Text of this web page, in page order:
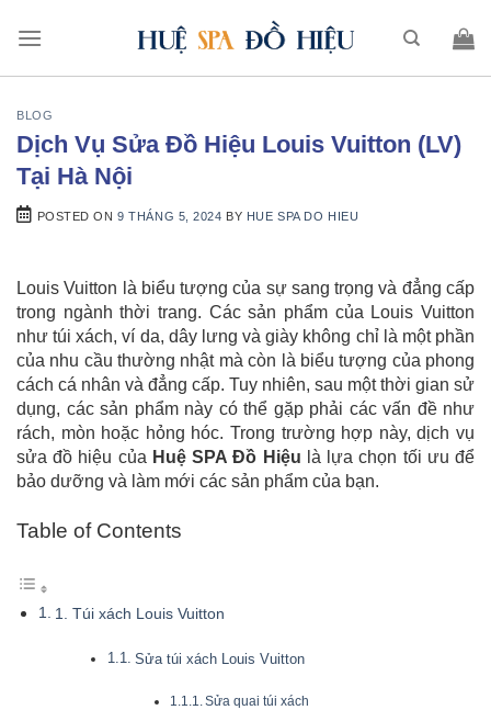
BLOG
Dịch Vụ Sửa Đồ Hiệu Louis Vuitton (LV)
Tại Hà Nội
POSTED ON9 THÁNG 5, 2024 BY HUE SPA DO HIEU
Louis Vuitton là biểu tượng của sự sang trọng và đẳng cấp
trong ngành thời trang. Các sản phẩm của Louis Vuitton
như túi xách, ví da, dây lưng và giày không chỉ là một phần
của nhu cầu thường nhật mà còn là biểu tượng của phong
cách cá nhân và đẳng cấp. Tuy nhiên, sau một thời gian sử
dụng, các sản phẩm này có thể gặp phải các vấn đề như
rách, mòn hoặc hỏng hóc. Trong trường hợp này, dịch vụ
sửa đồ hiệu của Huệ SPA Đồ Hiệu là lựa chọn tối ưu để
bảo dưỡng và làm mới các sản phẩm của bạn.
Table of Contents
1. Túi xách Louis Vuitton
Sửa túi xách Louis Vuitton
Sửa quai túi xách